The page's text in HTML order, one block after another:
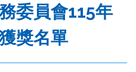
委員會115年
獎名單